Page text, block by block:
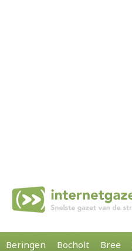
Beringen Bocholt Bree